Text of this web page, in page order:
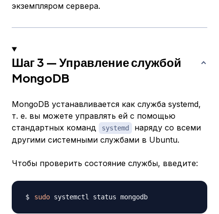
экземпляром сервера.
Шаг 3 — Управление службой
MongoDB
MongoDB устанавливается как служба systemd,
т. е. вы можете управлять ей с помощью
стандартных команд
systemd
наряду со всеми
другими системными службами в Ubuntu.
Чтобы проверить состояние службы, введите:
sudo